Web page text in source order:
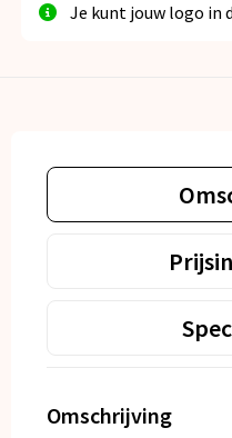
Je kunt jouw logo in
Omschrijving